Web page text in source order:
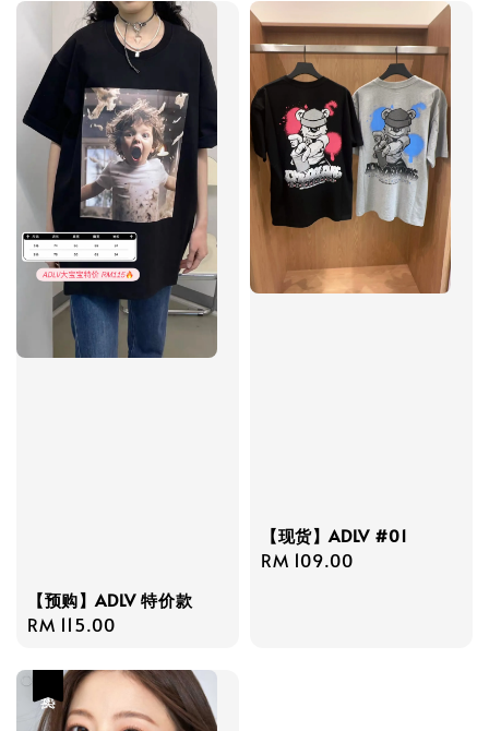
【预购】ADLV 特价款
Regular
RM 115.00
【现货】ADLV #01
Regular
RM 109.00